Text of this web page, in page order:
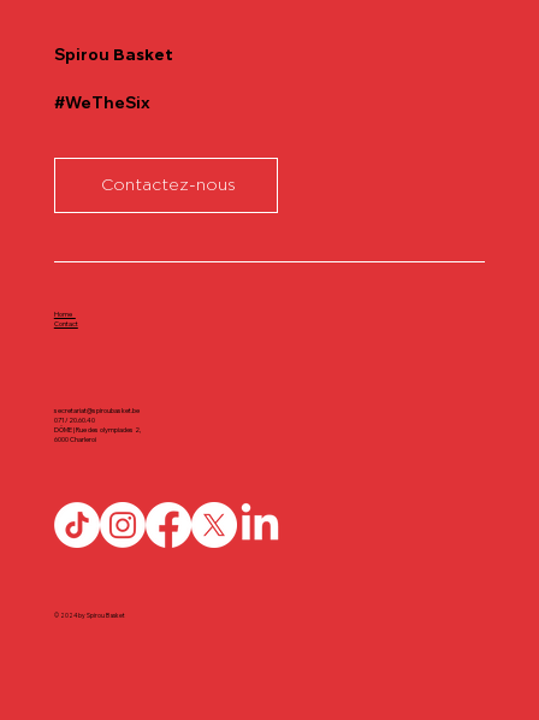
Spirou Basket
#WeTheSix
Contactez-nous
secretariat@spiroubasket.be
071/20.60.40
DÔME | Rue des olympiades 2,
6000 Charleroi
Home
Contact
© 2024 by Spirou Basket